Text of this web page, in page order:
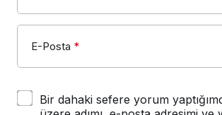
E-Posta *
Bir dahaki sefere yorum